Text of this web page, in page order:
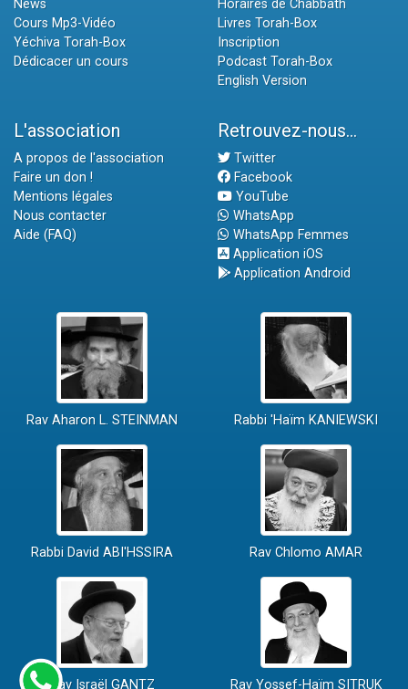
News
Cours Mp3-Vidéo
Yéchiva Torah-Box
Dédicacer un cours
Horaires de Chabbath
Livres Torah-Box
Inscription
Podcast Torah-Box
English Version
L'association
A propos de l'association
Faire un don !
Mentions légales
Nous contacter
Aide (FAQ)
Retrouvez-nous...
Twitter
Facebook
YouTube
WhatsApp
WhatsApp Femmes
Application iOS
Application Android
Rav Aharon L. STEINMAN Rabbi 'Haïm KANIEWSKI
Rabbi David ABI'HSSIRA Rav Chlomo AMAR
Rav Israël GANTZ Rav Yossef-Haïm SITRUK